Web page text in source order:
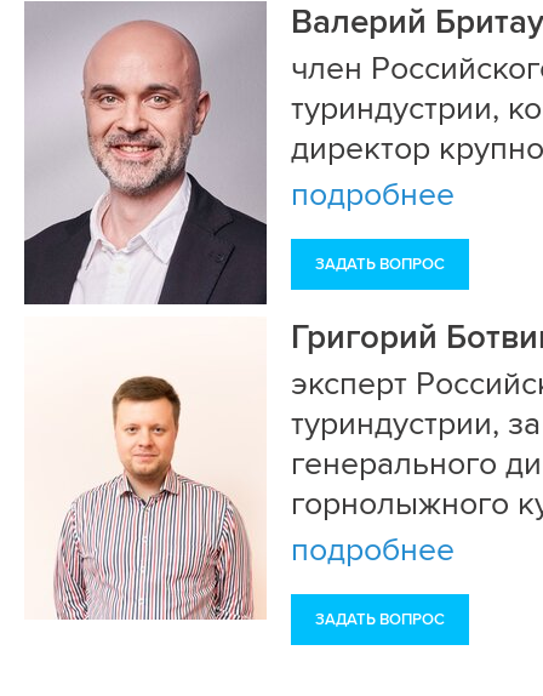
Валерий
член
туриндустрии,
директор
подробнее
ЗАДАТЬ ВОПРОС
Григорий
эксперт
туриндустрии,
генерального
горнолыжного
подробнее
ЗАДАТЬ ВОПРОС